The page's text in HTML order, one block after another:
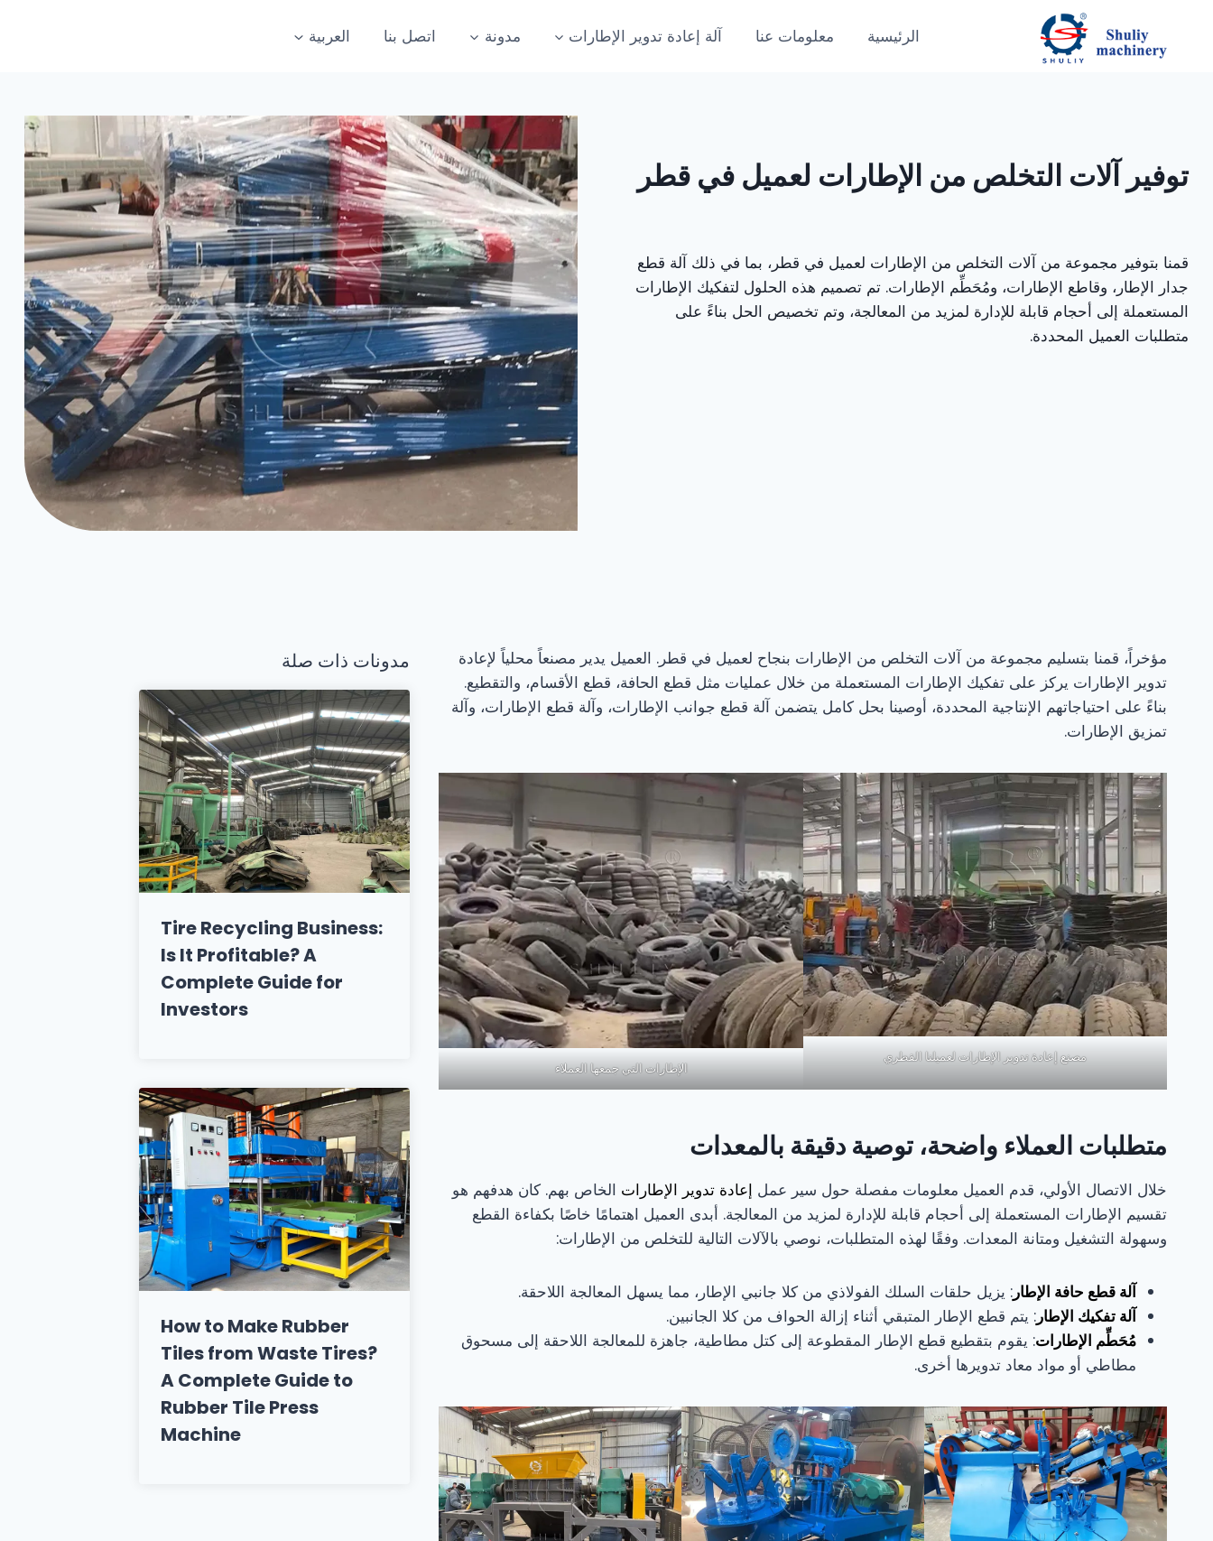
المحتوى
الرئيسية معلومات عنا آلة إعادة تدوير الإطارات مدونة اتصل بنا العربية
توفير آلات التخلص من الإطارات لعميل في قطر
قمنا بتوفير مجموعة من آلات التخلص من الإطارات لعميل في قطر، بما في ذلك آلة قطع
جدار الإطار، وقاطع الإطارات، ومُحَطِّم الإطارات. تم تصميم هذه الحلول لتفكيك الإطارات
المستعملة إلى أحجام قابلة للإدارة لمزيد من المعالجة، وتم تخصيص الحل بناءً على
متطلبات العميل المحددة.
مؤخراً، قمنا بتسليم مجموعة من آلات التخلص من الإطارات بنجاح لعميل في قطر. العميل يدير مصنعاً محلياً لإعادة
تدوير الإطارات يركز على تفكيك الإطارات المستعملة من خلال عمليات مثل قطع الحافة، قطع الأقسام، والتقطيع.
بناءً على احتياجاتهم الإنتاجية المحددة، أوصينا بحل كامل يتضمن آلة قطع جوانب الإطارات، وآلة قطع الإطارات، وآلة
تمزيق الإطارات.
مصنع إعادة تدوير الإطارات لعميلنا القطري
الإطارات التي جمعها العملاء
متطلبات العملاء واضحة، توصية دقيقة بالمعدات
خلال الاتصال الأولي، قدم العميل معلومات مفصلة حول سير عمل إعادة تدوير الإطارات الخاص بهم. كان هدفهم هو
تقسيم الإطارات المستعملة إلى أحجام قابلة للإدارة لمزيد من المعالجة. أبدى العميل اهتمامًا خاصًا بكفاءة القطع
وسهولة التشغيل ومتانة المعدات. وفقًا لهذه المتطلبات، نوصي بالآلات التالية للتخلص من الإطارات:
آلة قطع حافة الإطار: يزيل حلقات السلك الفولاذي من كلا جانبي الإطار، مما يسهل المعالجة اللاحقة.
آلة تفكيك الإطار: يتم قطع الإطار المتبقي أثناء إزالة الحواف من كلا الجانبين.
مُحَطِّم الإطارات: يقوم بتقطيع قطع الإطار المقطوعة إلى كتل مطاطية، جاهزة للمعالجة اللاحقة إلى مسحوق
مطاطي أو مواد معاد تدويرها أخرى.
مدونات ذات صلة
Tire Recycling Business:
Is It Profitable? A
Complete Guide for
Investors
How to Make Rubber
Tiles from Waste Tires?
A Complete Guide to
Rubber Tile Press
Machine